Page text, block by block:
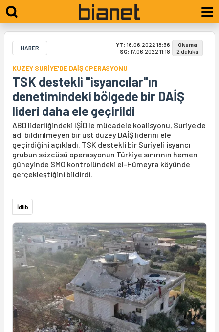
HABER YT: 16.06.2022 18:36
SG: 17.06.2022 11:18
Okuma
2 dakika
KUZEY SURİYE'DE DAİŞ OPERASYONU
TSK destekli "isyancılar"ın
denetimindeki bölgede bir DAİŞ
lideri daha ele geçirildi
ABD liderliğindeki IŞİD'le mücadele koalisyonu, Suriye'de
adı bildirilmeyen bir üst düzey DAİŞ liderini ele
geçirdiğini açıkladı. TSK destekli bir Suriyeli isyancı
grubun sözcüsü operasyonun Türkiye sınırının hemen
güneyinde SMO kontrolündeki el-Hümeyra köyünde
gerçekleştiğini bildirdi.
İdlib